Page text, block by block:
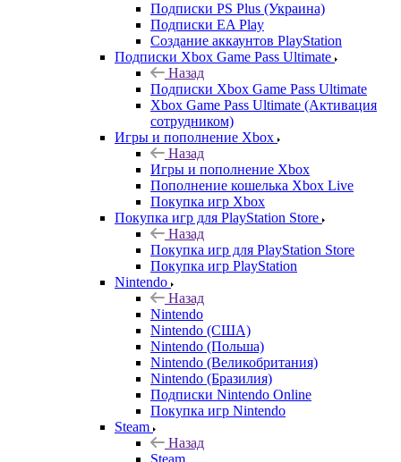
Подписки PS Plus (Украина)
Подписки EA Play
Создание аккаунтов PlayStation
Подписки Xbox Game Pass Ultimate
Назад
Подписки Xbox Game Pass Ultimate
Xbox Game Pass Ultimate (Активация
сотрудником)
Игры и пополнение Xbox
Назад
Игры и пополнение Xbox
Пополнение кошелька Xbox Live
Покупка игр Xbox
Покупка игр для PlayStation Store
Назад
Покупка игр для PlayStation Store
Покупка игр PlayStation
Nintendo
Назад
Nintendo
Nintendo (США)
Nintendo (Польша)
Nintendo (Великобритания)
Nintendo (Бразилия)
Подписки Nintendo Online
Покупка игр Nintendo
Steam
Назад
Steam